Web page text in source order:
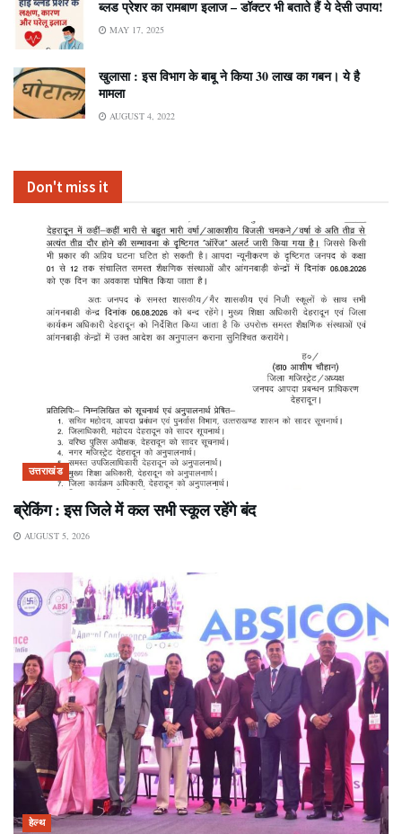
ब्लड प्रेशर का रामबाण इलाज – डॉक्टर भी बताते हैं ये देसी उपाय!
MAY 17, 2025
खुलासा : इस विभाग के बाबू ने किया 30 लाख का गबन। ये है
मामला
AUGUST 4, 2022
Don't miss it
उत्तराखंड
ब्रेकिंग : इस जिले में कल सभी स्कूल रहेंगे बंद
AUGUST 5, 2026
हेल्थ